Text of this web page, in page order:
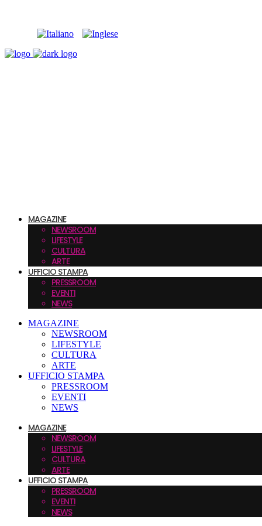
MAGAZINE
NEWSROOM
LIFESTYLE
CULTURA
ARTE
UFFICIO STAMPA
PRESSROOM
EVENTI
NEWS
MAGAZINE
NEWSROOM
LIFESTYLE
CULTURA
ARTE
UFFICIO STAMPA
PRESSROOM
EVENTI
NEWS
MAGAZINE
NEWSROOM
LIFESTYLE
CULTURA
ARTE
UFFICIO STAMPA
PRESSROOM
EVENTI
NEWS